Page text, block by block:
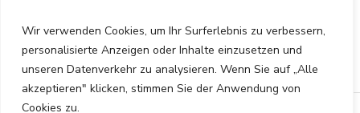
Wir verwenden Cookies, um Ihr Surferlebnis zu verbessern,
personalisierte Anzeigen oder Inhalte einzusetzen und
unseren Datenverkehr zu analysieren. Wenn Sie auf „Alle
akzeptieren" klicken, stimmen Sie der Anwendung von
Cookies zu.
rhoncus gravida nisl vel pretium. Pellentesque
tristique nisi justo.